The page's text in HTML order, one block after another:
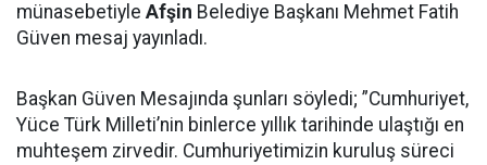
münasebetiyle Afşin Belediye Başkanı Mehmet Fatih
Güven mesaj yayınladı.
Başkan Güven Mesajında şunları söyledi; ”Cumhuriyet,
Yüce Türk Milleti’nin binlerce yıllık tarihinde ulaştığı en
muhteşem zirvedir. Cumhuriyetimizin kuruluş süreci